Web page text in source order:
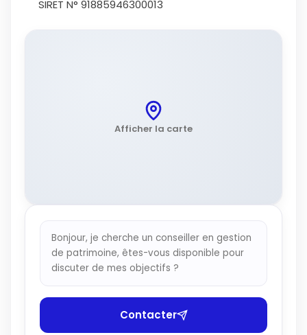
SIRET N° 91885946300013
Afficher la carte
Bonjour, je cherche un conseiller en gestion
de patrimoine, êtes-vous disponible pour
discuter de mes objectifs ?
Contacter